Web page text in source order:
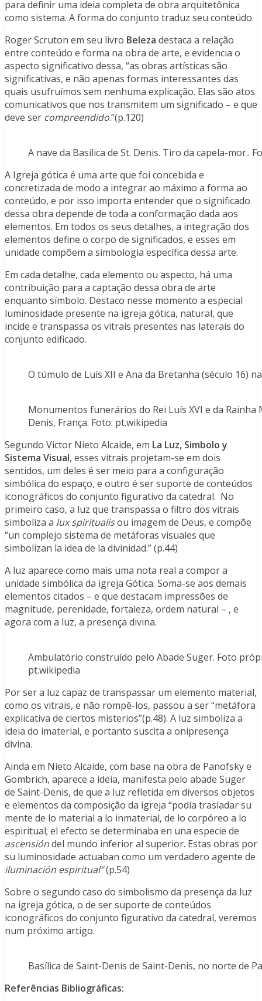
para definir uma ideia completa de obra arquitetônica
como sistema. A forma do conjunto traduz seu conteúdo.
Roger Scruton em seu livro Beleza destaca a relação
entre conteúdo e forma na obra de arte, e evidencia o
aspecto significativo dessa, “as obras artísticas são
significativas, e não apenas formas interessantes das
quais usufruímos sem nenhuma explicação. Elas são atos
comunicativos que nos transmitem um significado – e que
deve ser compreendido.”(p.120)
A nave da Basílica de St. Denis. Tiro da capela-mor..
A Igreja gótica é uma arte que foi concebida e
concretizada de modo a integrar ao máximo a forma ao
conteúdo, e por isso importa entender que o significado
dessa obra depende de toda a conformação dada aos
elementos. Em todos os seus detalhes, a integração dos
elementos define o corpo de significados, e esses em
unidade compõem a simbologia específica dessa arte.
Em cada detalhe, cada elemento ou aspecto, há uma
contribuição para a captação dessa obra de arte
enquanto símbolo. Destaco nesse momento a especial
luminosidade presente na igreja gótica, natural, que
incide e transpassa os vitrais presentes nas laterais do
conjunto edificado.
O túmulo de Luís XII e Ana da Bretanha (século 16)
Monumentos funerários do Rei Luís XVI e da
Denis, França. Foto: pt.wikipedia
Segundo Victor Nieto Alcaide, em La Luz, Simbolo y
Sistema Visual, esses vitrais projetam-se em dois
sentidos, um deles é ser meio para a configuração
simbólica do espaço, e outro é ser suporte de conteúdos
iconográficos do conjunto figurativo da catedral. No
primeiro caso, a luz que transpassa o filtro dos vitrais
simboliza a lux spiritualisou imagem de Deus, e compõe
“un complejo sistema de metáforas visuales que
simbolizan la idea de la divinidad.” (p.44)
A luz aparece como mais uma nota real a compor a
unidade simbólica da igreja Gótica. Soma-se aos demais
elementos citados – e que destacam impressões de
magnitude, perenidade, fortaleza, ordem natural – , e
agora com a luz, a presença divina.
Ambulatório construído pelo Abade Suger. Foto
pt.wikipedia
Por ser a luz capaz de transpassar um elemento material,
como os vitrais, e não rompê-los, passou a ser “metáfora
explicativa de ciertos misterios”(p.48). A luz simboliza a
ideia do imaterial, e portanto suscita a onipresença
divina.
Ainda em Nieto Alcaide, com base na obra de Panofsky e
Gombrich, aparece a ideia, manifesta pelo abade Suger
de Saint-Denis, de que a luz refletida em diversos objetos
e elementos da composição da igreja “podía trasladar su
mente de lo material a lo inmaterial, de lo corpóreo a lo
espiritual; el efecto se determinaba en una especie de
ascensióndel mundo inferior al superior. Estas obras por
su luminosidade actuaban como um verdadero agente de
iluminación espiritual”(p.54)
Sobre o segundo caso do simbolismo da presença da luz
na igreja gótica, o de ser suporte de conteúdos
iconográficos do conjunto figurativo da catedral, veremos
num próximo artigo.
Basílica de Saint-Denis de Saint-Denis, no norte de
Referências Bibliográficas: